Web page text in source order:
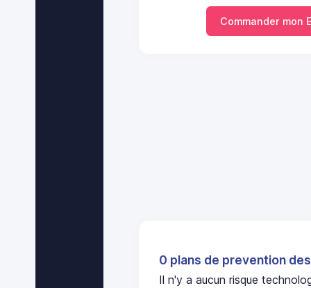
Commander mon
0 plans de prevention
Il n'y a aucun risque